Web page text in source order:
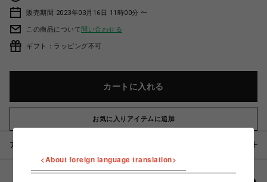
販売期間 2023年03月16日 11時00分 〜
この商品について問い合わせる
ギフト：ラッピング不可
カートに入れる
お気に入りアイテムに追加
アイテム説明 / 素材
<About foreign language translation>